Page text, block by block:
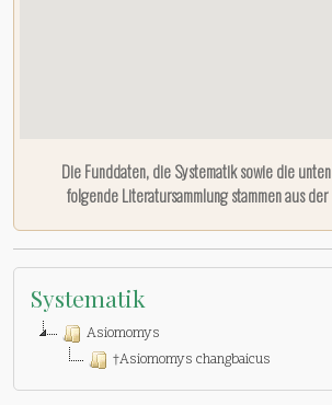
Die Funddaten, die Systematik sowie die unten
folgende Literatursammlung stammen aus der
Systematik
Asiomomys
†Asiomomys changbaicus